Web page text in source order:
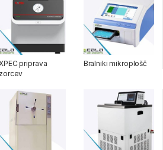
priprava
Bralniki mikroplošč